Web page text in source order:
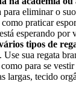
para eliminar o
praticar
esperando por
tipos de
. Use sua regata
para se
largas, tecido